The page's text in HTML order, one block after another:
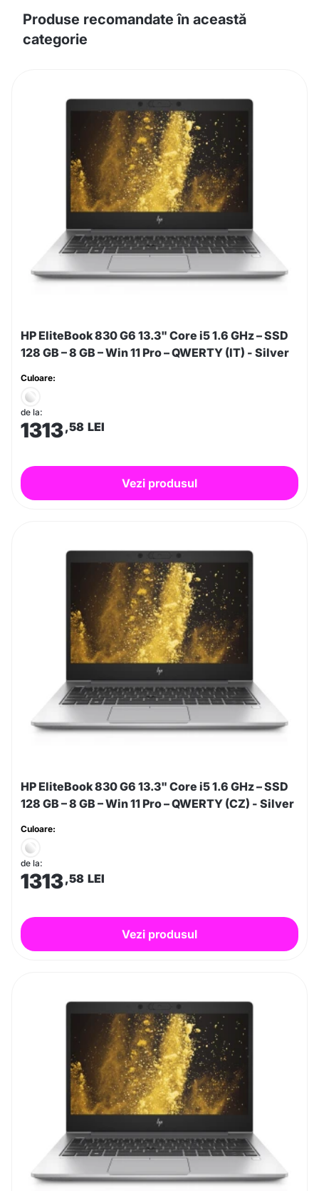
Produse recomandate în această
categorie
HP EliteBook 830 G6 13.3" Core i5 1.6 GHz – SSD
128 GB – 8 GB – Win 11 Pro – QWERTY (IT) - Silver
Culoare:
de la:
1313,58 LEI
Vezi produsul
HP EliteBook 830 G6 13.3" Core i5 1.6 GHz – SSD
128 GB – 8 GB – Win 11 Pro – QWERTY (CZ) - Silver
Culoare:
de la:
1313,58 LEI
Vezi produsul